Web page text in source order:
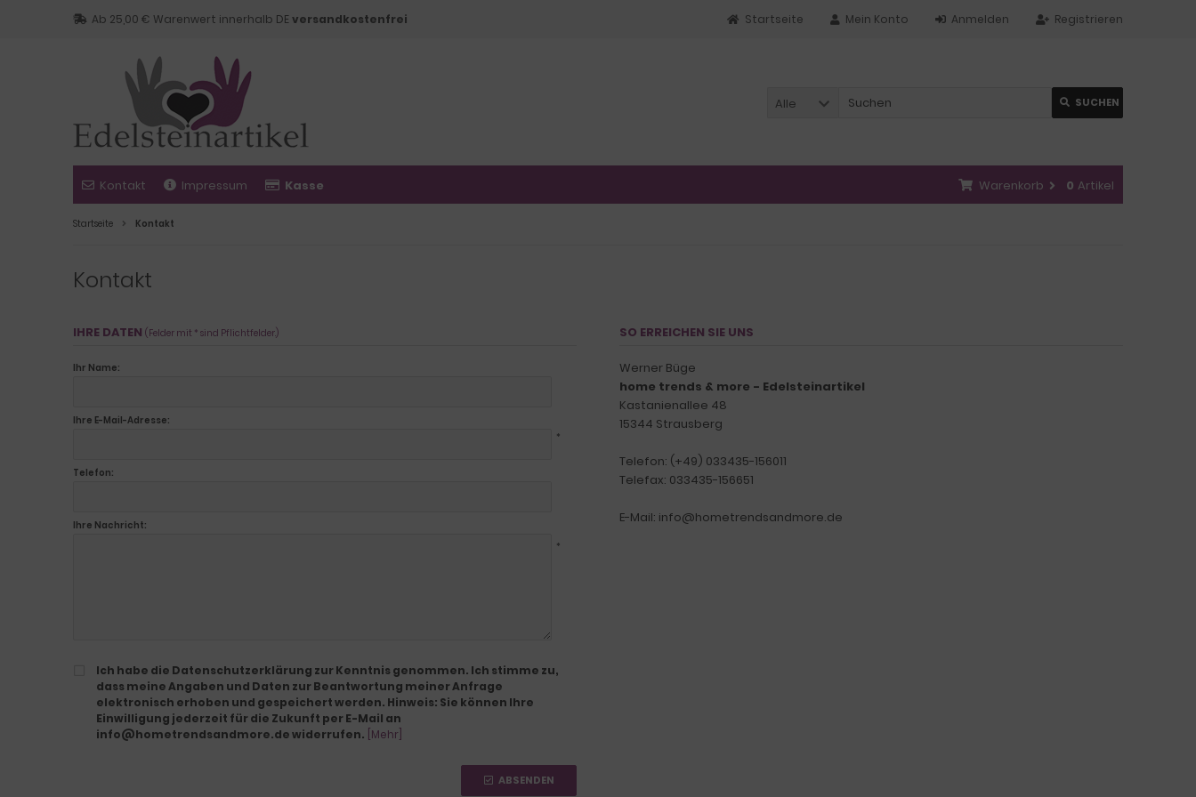
Ab 25,00 € Warenwert innerhalb DE versandkostenfrei Registrieren
Anmelden
Mein Konto
Startseite
Alle SUCHEN
Kontakt Impressum Kasse Warenkorb 0 Artikel
Startseite Kontakt
Kontakt
IHRE DATEN (Felder mit * sind Pflichtfelder.)
Ihr Name:
Ihre E-Mail-Adresse:
*
Telefon:
Ihre Nachricht:
*
Ich habe die Datenschutzerklärung zur Kenntnis genommen. Ich stimme zu,
dass meine Angaben und Daten zur Beantwortung meiner Anfrage
elektronisch erhoben und gespeichert werden. Hinweis: Sie können Ihre
Einwilligung jederzeit für die Zukunft per E-Mail an
info@hometrendsandmore.de widerrufen. [Mehr]
ABSENDEN
SO ERREICHEN SIE UNS
Werner Büge
home trends & more - Edelsteinartikel
Kastanienallee 48
15344 Strausberg
Telefon: (+49) 033435-156011
Telefax: 033435-156651
E-Mail: info@hometrendsandmore.de